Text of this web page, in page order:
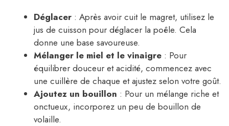
Déglacer : Après avoir cuit le magret, utilisez le
jus de cuisson pour déglacer la poêle. Cela
donne une base savoureuse.
Mélanger le miel et le vinaigre : Pour
équilibrer douceur et acidité, commencez avec
une cuillère de chaque et ajustez selon votre goût.
Ajoutez un bouillon : Pour un mélange riche et
onctueux, incorporez un peu de bouillon de
volaille.